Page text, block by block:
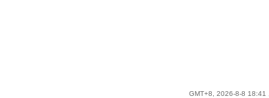
GMT+8, 2026-8-8 18:41